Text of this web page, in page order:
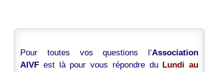
Pour toutes vos questions l’Association
AIVF est là pour vous répondre du Lundi au